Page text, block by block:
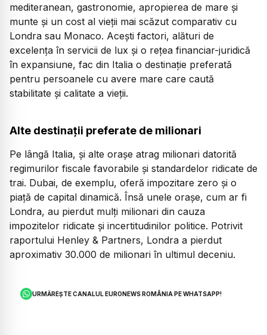
mediteranean, gastronomie, apropierea de mare și
munte și un cost al vieții mai scăzut comparativ cu
Londra sau Monaco. Acești factori, alături de
excelența în servicii de lux și o rețea financiar-juridică
în expansiune, fac din Italia o destinație preferată
pentru persoanele cu avere mare care caută
stabilitate și calitate a vieții.
Alte destinații preferate de milionari
Pe lângă Italia, și alte orașe atrag milionari datorită
regimurilor fiscale favorabile și standardelor ridicate de
trai. Dubai, de exemplu, oferă impozitare zero și o
piață de capital dinamică. Însă unele orașe, cum ar fi
Londra, au pierdut mulți milionari din cauza
impozitelor ridicate și incertitudinilor politice. Potrivit
raportului Henley & Partners, Londra a pierdut
aproximativ 30.000 de milionari în ultimul deceniu.
URMĂREȘTE CANALUL EURONEWS ROMÂNIA PE WHATSAPP!